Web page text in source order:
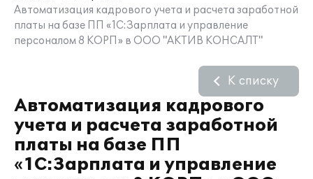
Автоматизация кадрового учета и расчета заработной
платы на базе ПП «1С:Зарплата и управление
персоналом 8 КОРП» в ООО "АКТИВ КОНСАЛТ"
Автоматизация кадрового
учета и расчета заработной
платы на базе ПП
«1С:Зарплата и управление
К списку